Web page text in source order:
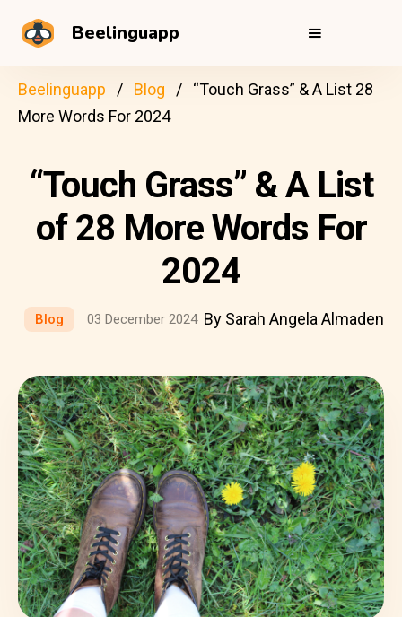
Beelinguapp
Beelinguapp Blog
“Touch Grass” & A List 28
More Words For 2024
“Touch Grass” & A List
of 28 More Words For
2024
Blog 03 December 2024 By Sarah Angela Almaden